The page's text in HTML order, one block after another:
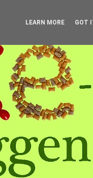
LEARN MORE GOT